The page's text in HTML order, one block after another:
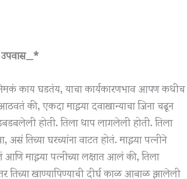
काय घडतंय, याचा कार्यकारणभाव आपण कधीच
की, एकदा माझ्या दवाखान्याचा जिना चढून
होती. तिला धाप लागलेली होती. तिला
तिच्या घरच्यांना वाटत होतं. माझ्या पत्नीने
माझ्या पत्नीच्या लक्षात आलं की, तिला
खाण्यापिण्याची दीर्घ काळ आबाळ झालेली